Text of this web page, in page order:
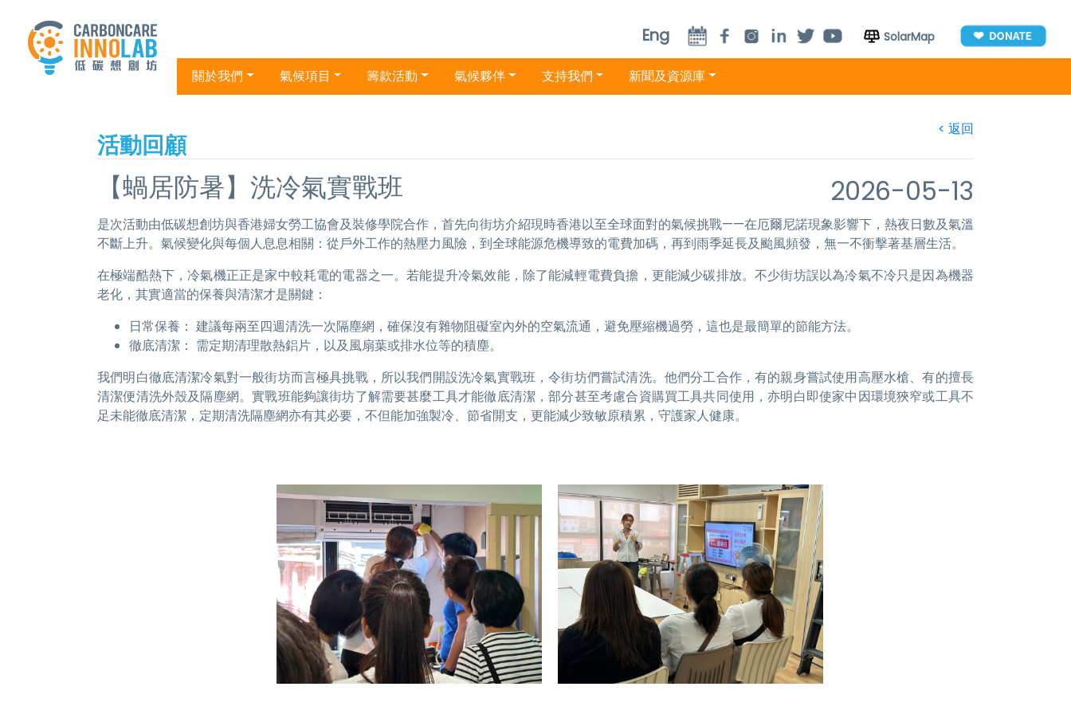
Eng SolarMap
關於我們 氣候項目 籌款活動 氣候夥伴 支持我們 新聞及資源庫
< 返回
活動回顧
2026-05-13
【蝸居防暑】洗冷氣實戰班
是次活動由低碳想創坊與香港婦女勞工協會及裝修學院合作，首先向街坊介紹現時香港以至全球面對的氣候挑戰——在厄爾尼諾現象影響下，熱夜日數及氣溫
不斷上升。氣候變化與每個人息息相關：從戶外工作的熱壓力風險，到全球能源危機導致的電費加碼，再到雨季延長及颱風頻發，無一不衝擊著基層生活。
在極端酷熱下，冷氣機正正是家中較耗電的電器之一。若能提升冷氣效能，除了能減輕電費負擔，更能減少碳排放。不少街坊誤以為冷氣不冷只是因為機器
老化，其實適當的保養與清潔才是關鍵：
日常保養： 建議每兩至四週清洗一次隔塵網，確保沒有雜物阻礙室內外的空氣流通，避免壓縮機過勞，這也是最簡單的節能方法。
徹底清潔： 需定期清理散熱鋁片，以及風扇葉或排水位等的積塵。
我們明白徹底清潔冷氣對一般街坊而言極具挑戰，所以我們開設洗冷氣實戰班，令街坊們嘗試清洗。他們分工合作，有的親身嘗試使用高壓水槍、有的擅長
清潔便清洗外殼及隔塵網。實戰班能夠讓街坊了解需要甚麼工具才能徹底清潔，部分甚至考慮合資購買工具共同使用，亦明白即使家中因環境狹窄或工具不
足未能徹底清潔，定期清洗隔塵網亦有其必要，不但能加強製冷、節省開支，更能減少致敏原積累，守護家人健康。